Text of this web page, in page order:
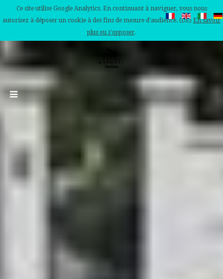
Ce site utilise Google Analytics. En continuant à naviguer, vous nous
autorisez à déposer un cookie à des fins de mesure d'audience. (DE) En savoir
plus ou s'opposer.